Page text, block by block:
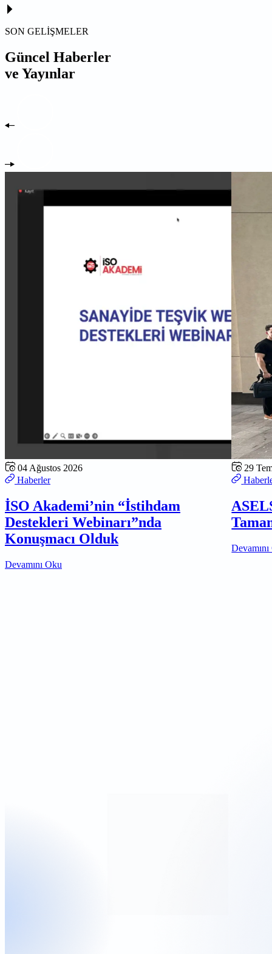
SON GELİŞMELER
Güncel Haberler
ve Yayınlar
04 Ağustos 2026
Haberler
İSO Akademi’nin “İstihdam
Destekleri Webinarı”nda
Konuşmacı Olduk
Devamını Oku
29